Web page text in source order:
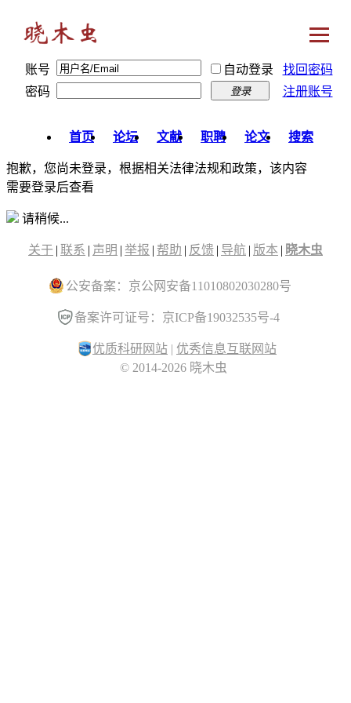
账号 自动登录
找回密码
密码
登录 注册账号
首页 论坛 文献 职聘 论文 搜索
抱歉，您尚未登录，根据相关法律法规和政策，该内容
需要登录后查看
请稍候...
关于 | 联系 | 声明 | 举报 | 帮助 | 反馈 | 导航 | 版本 | 晓木虫
公安备案：京公网安备11010802030280号
备案许可证号：京ICP备19032535号-4
优质科研网站 | 优秀信息互联网站
© 2014-2026 晓木虫